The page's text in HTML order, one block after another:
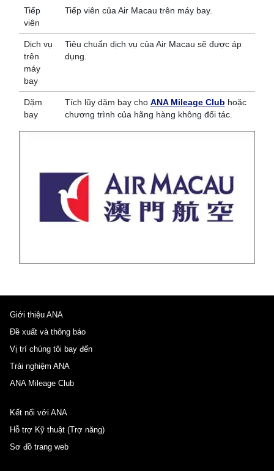
Tiếp
viên
Tiếp viên của Air Macau trên máy bay.
Dịch vụ
trên
máy
bay
Tiêu chuẩn dịch vụ của Air Macau sẽ được áp
dụng.
Dặm
bay
Tích lũy dặm bay cho ANA Mileage Club hoặc
chương trình của hãng hàng không đối tác.
Giới thiệu ANA
Đề xuất và thông báo
Vị trí chúng tôi bay đến
Trải nghiệm ANA
ANA Mileage Club
Kết nối với ANA
Hỗ trợ Kỹ thuật (Trợ năng)
Sơ đồ trang web